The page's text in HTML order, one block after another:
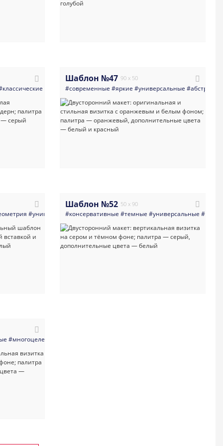
#универсальные#линии#черно_белое#модерн#светлая
Шаблон №47 90 x 50
#современные #яркие #универсальные
#универсальные#многоцелевые
Шаблон №52 50 x 90
#консервативные #темные #универсальные
#многоцелевые